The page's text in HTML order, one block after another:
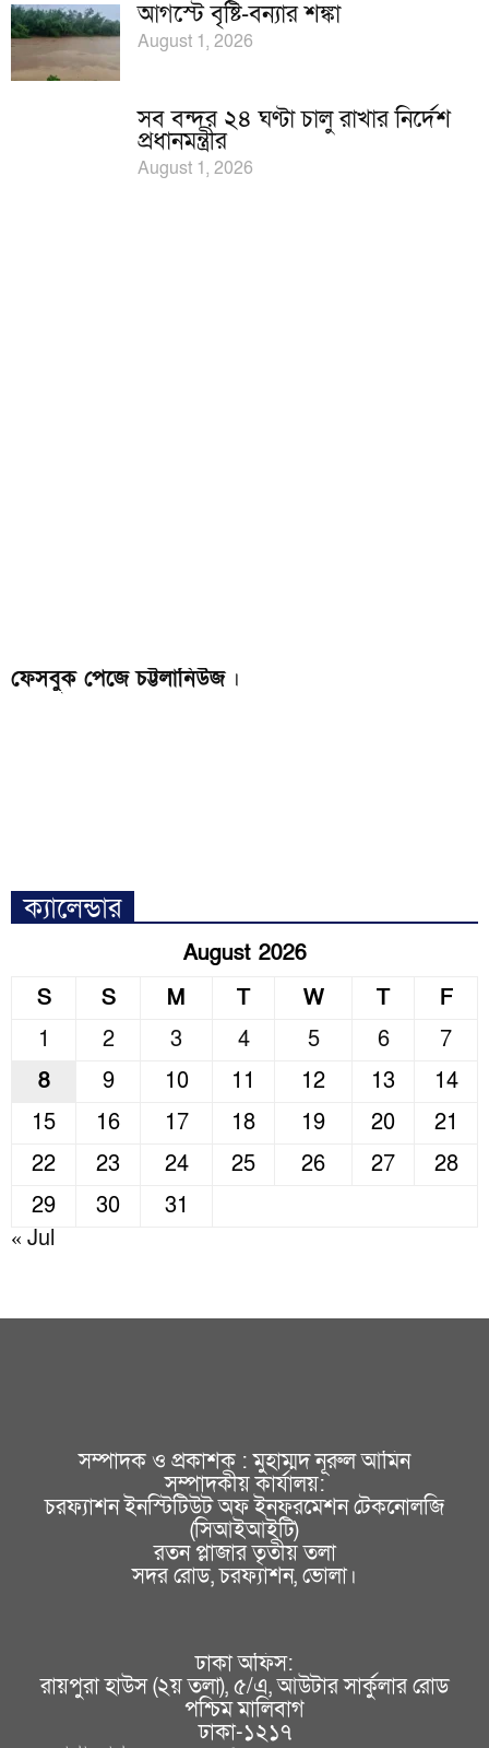
আগস্টে বৃষ্টি-বন্যার শঙ্কা
August 1, 2026
সব বন্দর ২৪ ঘণ্টা চালু রাখার নির্দেশ
প্রধানমন্ত্রীর
August 1, 2026
ফেসবুক পেজে চট্টলানিউজ ।
ক্যালেন্ডার
August 2026
S
S M T W T
F
1
2 3 4 5 6
7
8
9 10 11 12 13
14
15
16 17 18 19 20
21
22
23 24 25 26 27
28
29
30
31
« Jul
সম্পাদক ও প্রকাশক : মুহাম্মদ নূরুল আমিন
সম্পাদকীয় কার্যালয়:
চরফ্যাশন ইনস্টিটিউট অফ ইনফরমেশন টেকনোলজি
(সিআইআইটি)
রতন প্লাজার তৃতীয় তলা
সদর রোড, চরফ্যাশন, ভোলা।
ঢাকা অফিস:
রায়পুরা হাউস (২য় তলা), ৫/এ, আউটার সার্কুলার রোড
পশ্চিম মালিবাগ
ঢাকা-১২১৭